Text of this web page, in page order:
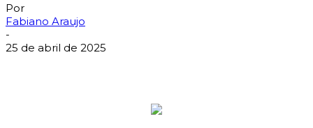
Por
Fabiano Araujo
-
25 de abril de 2025